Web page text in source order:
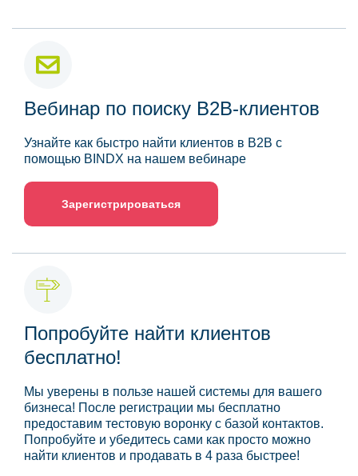
Вебинар по поиску B2B-клиентов
Узнайте как быстро найти клиентов в B2B с
помощью BINDX на нашем вебинаре
Зарегистрироваться
Попробуйте найти клиентов
бесплатно!
Мы уверены в пользе нашей системы для вашего
бизнеса! После регистрации мы бесплатно
предоставим тестовую воронку с базой контактов.
Попробуйте и убедитесь сами как просто можно
найти клиентов и продавать в 4 раза быстрее!